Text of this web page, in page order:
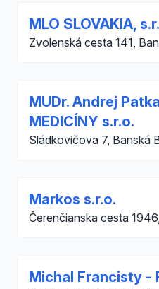
MLO SLOVAKIA,
Zvolenská cesta 141,
MUDr. Andrej
MEDICÍNY s.r.o.
Sládkovičova 7, Banská
Markos s.r.o.
Čerenčianska cesta
Michal Francisty -